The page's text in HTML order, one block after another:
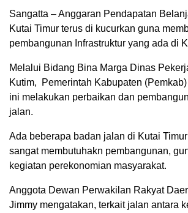
Sangatta – Anggaran Pendapatan
Kutai Timur terus di kucurkan guna
pembangunan Infrastruktur yang ada di
Melalui Bidang Bina Marga Dinas
Kutim, Pemerintah Kabupaten
ini melakukan perbaikan dan
jalan.
Ada beberapa badan jalan di Kutai
sangat membutuhakn pembangunan,
kegiatan perekonomian masyarakat.
Anggota Dewan Perwakilan Rakyat
Jimmy mengatakan, terkait jalan antara